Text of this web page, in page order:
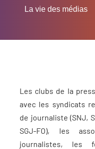
La vie des médias
Les clubs de la
avec les syndicats
de journaliste (SNJ,
SGJ-FO), les
journalistes, les